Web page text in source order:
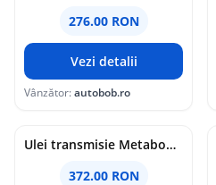
276.00 RON
Vezi detalii
Vânzător:autobob.ro
Ulei transmisie Metabond GL SYN 75W90 5L
372.00 RON